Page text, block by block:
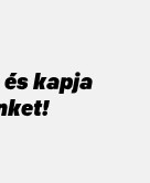
kapja